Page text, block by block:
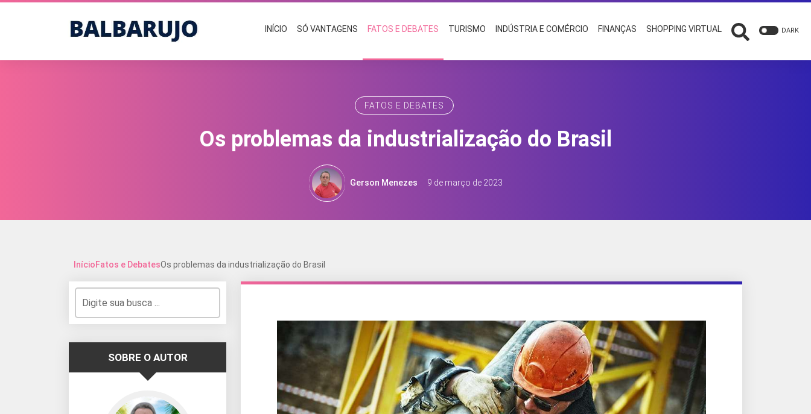
INÍCIO SÓ VANTAGENS FATOS E DEBATES TURISMO INDÚSTRIA E COMÉRCIO FINANÇAS SHOPPING VIRTUAL DARK
FATOS E DEBATES
Os problemas da industrialização do Brasil
Gerson Menezes 9 de março de 2023
InícioFatos e DebatesOs problemas da industrialização do Brasil
SOBRE O AUTOR